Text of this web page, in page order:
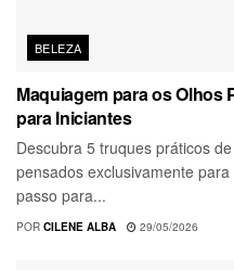
BELEZA
Maquiagem para os Olhos
para Iniciantes
Descubra 5 truques práticos
pensados exclusivamente
passo para...
POR CILENE ALBA 29/05/2026